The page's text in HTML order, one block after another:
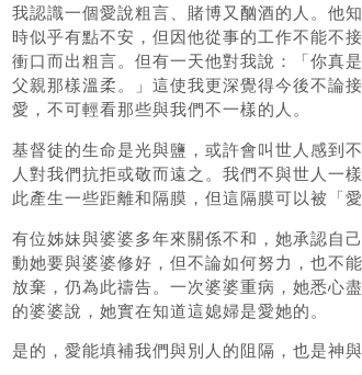
我認識一個愛說粗言、賭博又酗酒的人。他
時似乎有點不安，但因他從事的工作不能不
衝口而出粗言。但有一天他對我說：「你真
父親那樣溫柔。」這使我更深覺得今後不論
愛，不可輕看那些與我們不一樣的人。
基督徒的生命是光與鹽，或許會叫世人感到
人對我們抗拒或敬而遠之。我們不與世人一
此產生一些距離和隔膜，但這隔膜可以被「愛
有位姊妹與婆婆多年來關係不和，她承認自
動她要與婆婆修好，但不論如何努力，也不
放棄，仍為此禱告。一次婆婆重病，她悉心
的婆婆說，她實在知道這媳婦是愛她的。
是的，愛能填補我們與別人的阻隔，也是神與